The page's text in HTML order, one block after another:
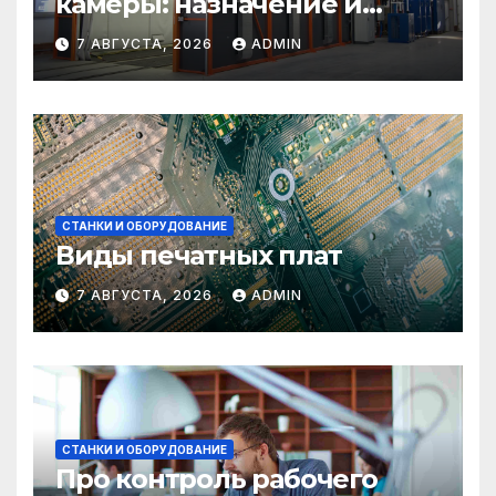
области применения
7 АВГУСТА, 2026 ADMIN
СТАНКИ И ОБОРУДОВАНИЕ
Виды печатных плат
7 АВГУСТА, 2026 ADMIN
СТАНКИ И ОБОРУДОВАНИЕ
Про контроль рабочего